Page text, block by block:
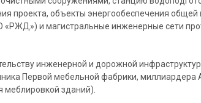
проекта, объекты энергообеспечения
«РЖД») и магистральные инженерные сети
инженерной и дорожной
Первой мебельной фабрики, миллиардера
меблировкой зданий).